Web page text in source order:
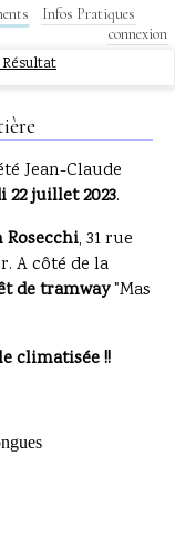
Infos Pratiques
connexion
Jean-Claude
22 juillet 2023.
Rosecchi, 31 rue
A côté de la
de tramway"Mas
climatisée !!